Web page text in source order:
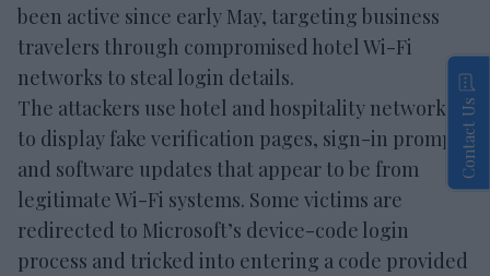
been active since early May, targeting business
travelers through compromised hotel Wi-Fi
networks to steal login details.
The attackers use hotel and hospitality networks
to display fake verification pages, sign-in prompts
and software updates that appear to be from
legitimate Wi-Fi systems. Some victims are
redirected to Microsoft’s device-code login
process and tricked into entering a code provided
Contact Us